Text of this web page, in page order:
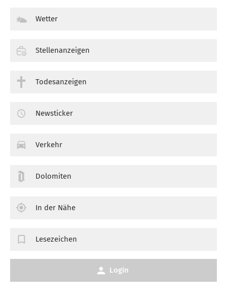
Wetter
Stellenanzeigen
Todesanzeigen
Newsticker
Verkehr
Dolomiten
In der Nähe
Lesezeichen
Login